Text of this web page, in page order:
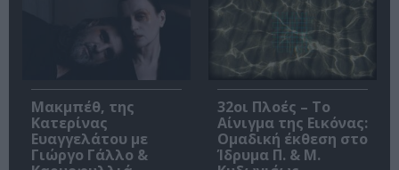
Μακμπέθ, της
Κατερίνας
Ευαγγελάτου με
Γιώργο Γάλλο &
32οι Πλοές – Το
Αίνιγμα της Εικόνας:
Ομαδική έκθεση στο
Ίδρυμα Π. & Μ.